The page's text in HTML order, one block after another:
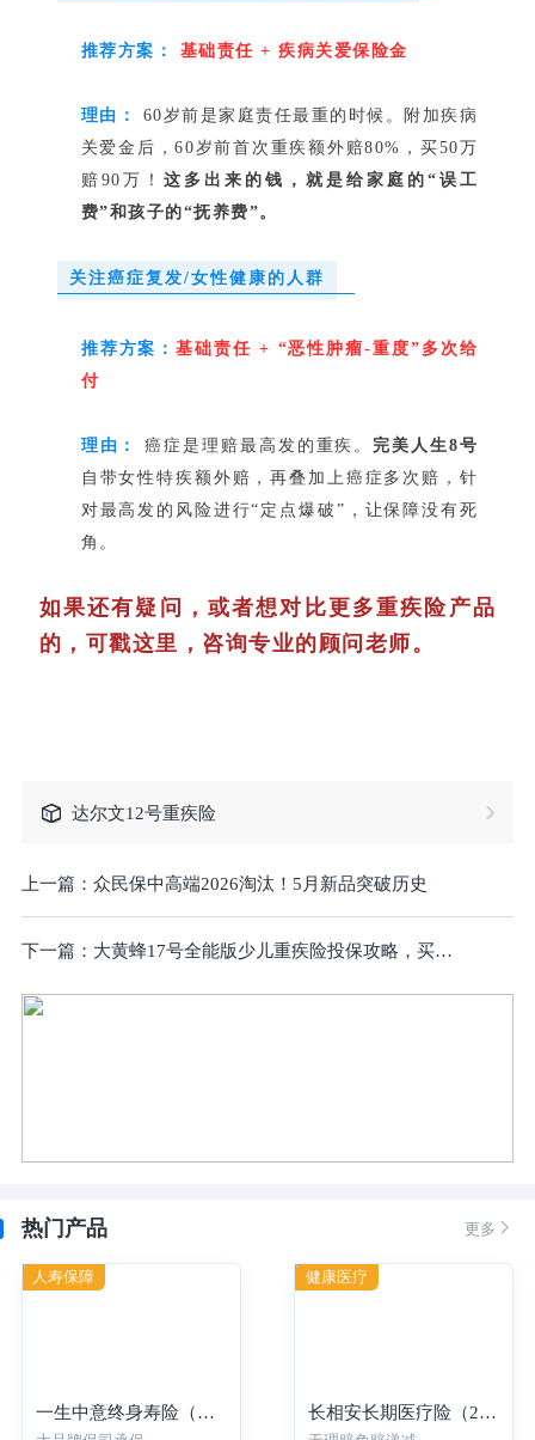
推荐方案： 基础责任 + 疾病关爱保险金
理由： 60岁前是家庭责任最重的时候。附加疾病
关爱金后，60岁前首次重疾额外赔80%，买50万
赔90万！这多出来的钱，就是给家庭的“误工
费”和孩子的“抚养费”。
关注癌症复发/女性健康的人群
推荐方案：基础责任 + “恶性肿瘤-重度”多次给
付
理由： 癌症是理赔最高发的重疾。 完美人生8号
自带女性特疾额外赔，再叠加上癌症多次赔，针
对最高发的风险进行“定点爆破”，让保障没有死
角。
如果还有疑问，或者想对比更多重疾险产品
的，可戳这里，咨询专业的顾问老师。
达尔文12号重疾险
上一篇： 众民保中高端2026淘汰！5月新品突破历史
下一篇： 大黄蜂17号全能版少儿重疾险投保攻略，买前要注意这1个缺点！
热门产品 更多 
一生中意终身寿险（分红型）-年交
人寿保障
长相安长期医疗险（20年保证续保）—个人版
健康医疗